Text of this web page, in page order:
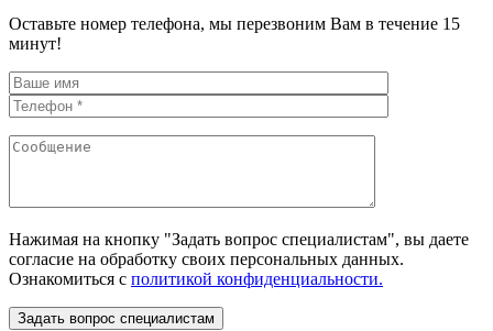
Оставьте номер телефона, мы перезвоним Вам в течение 15
минут!
Нажимая на кнопку "Задать вопрос специалистам", вы даете
согласие на обработку своих персональных данных.
Ознакомиться с политикой конфиденциальности.